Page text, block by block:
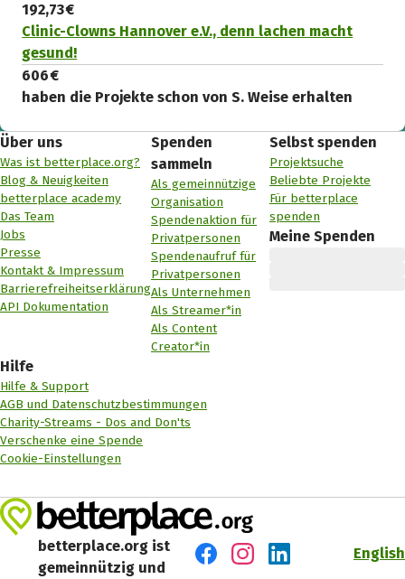
192,73 €
Clinic-Clowns Hannover e.V., denn lachen macht
gesund!
606 €
haben die Projekte schon von S. Weise erhalten
Über uns
Was ist betterplace.org?
Blog & Neuigkeiten
betterplace academy
Das Team
Jobs
Presse
Kontakt & Impressum
Barrierefreiheitserklärung
API Dokumentation
Spenden
sammeln
Als gemeinnützige
Organisation
Spendenaktion für
Privatpersonen
Spendenaufruf für
Privatpersonen
Als Unternehmen
Als Streamer*in
Als Content
Creator*in
Selbst spenden
Projektsuche
Beliebte Projekte
Für betterplace
spenden
Meine Spenden
Hilfe
Hilfe & Support
AGB und Datenschutzbestimmungen
Charity-Streams - Dos and Don'ts
Verschenke eine Spende
Cookie-Einstellungen
betterplace.org ist
gemeinnützig und
English